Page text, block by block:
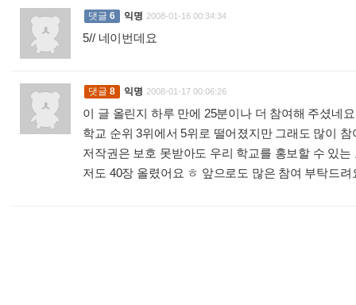
댓글 6 익명 2008-01-16 00:34:34
5// 네이번데요
댓글 8 익명 2008-01-17 00:06:26
이 글 올린지 하루 만에 25분이나 더 참여해 주셨네
학교 순위 3위에서 5위로 떨어졌지만 그래도 많이
저작권은 보호 못받아도 우리 학교를 홍보할 수 있
저도 40장 올렸어요 ㅎ 앞으로도 많은 참여 부탁드